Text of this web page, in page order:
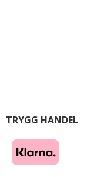
TRYGG HANDEL